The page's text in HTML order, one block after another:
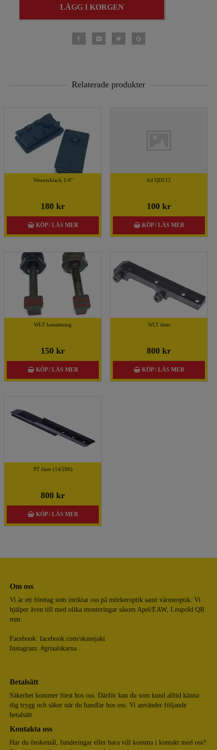
LÄGG I KORGEN
Relaterade produkter
Weaverklack 1/4"
180 kr
KÖP / LÄS MER
kil QD112
100 kr
KÖP / LÄS MER
WLT fastsättning
150 kr
KÖP / LÄS MER
WLT fäste
800 kr
KÖP / LÄS MER
PT fäste (14/200)
800 kr
KÖP / LÄS MER
Om oss
Vi är ett företag som inriktar oss på mörkeroptik samt värmeoptik. Vi
hjälper även till med olika monteringar såsom Apel/EAW, Leupold QR
mm.
Facebook: facebook.com/skanejakt
Instagram: #grisalskarna
Betalsätt
Säkerhet kommer först hos oss. Därför kan du som kund alltid känna
dig trygg och säker när du handlar hos oss. Vi använder följande
betalsätt.
Kontakta oss
Har du önskemål, funderingar eller bara vill komma i kontakt med oss?